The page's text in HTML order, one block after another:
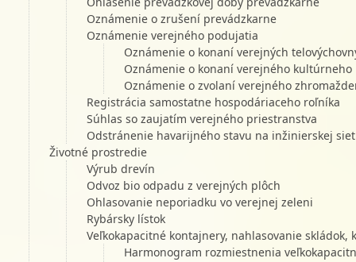
Oznámenie o zrušení prevádzkarne
Oznámenie verejného podujatia
Oznámenie o konaní verejných
Oznámenie o konaní verejného
Oznámenie o zvolaní verejného
Registrácia samostatne hospodáriaceho roľníka
Súhlas so zaujatím verejného priestranstva
Odstránenie havarijného stavu na inžinierskej
Životné prostredie
Výrub drevín
Odvoz bio odpadu z verejných plôch
Ohlasovanie neporiadku vo verejnej zeleni
Rybársky lístok
Veľkokapacitné kontajnery, nahlasovanie skládok,
Harmonogram rozmiestnenia